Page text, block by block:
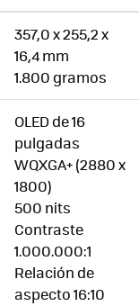
357,0 x 255,2 x
16,4 mm
1.800 gramos
OLED de 16
pulgadas
WQXGA+ (2880 x
1800)
500 nits
Contraste
1.000.000:1
Relación de
aspecto 16:10